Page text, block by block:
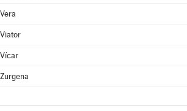
Vera
Viator
Vícar
Zurgena